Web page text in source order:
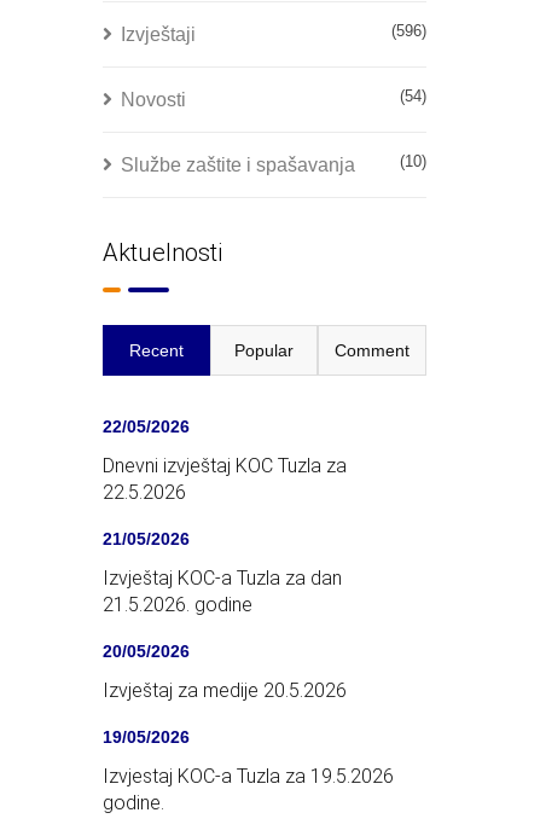
Izvještaji (596)
Novosti (54)
Službe zaštite i spašavanja (10)
Aktuelnosti
Recent Popular Comment
22/05/2026
Dnevni izvještaj KOC Tuzla za
22.5.2026
21/05/2026
Izvještaj KOC-a Tuzla za dan
21.5.2026. godine
20/05/2026
Izvještaj za medije 20.5.2026
19/05/2026
Izvjestaj KOC-a Tuzla za 19.5.2026
godine.